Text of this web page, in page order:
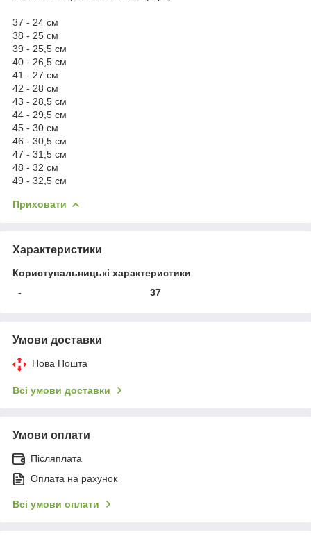
37 - 24 см
38 - 25 см
39 - 25,5 см
40 - 26,5 см
41 - 27 см
42 - 28 см
43 - 28,5 см
44 - 29,5 см
45 - 30 см
46 - 30,5 см
47 - 31,5 см
48 - 32 см
49 - 32,5 см
Приховати
Характеристики
Користувальницькі характеристики
-
37
Умови доставки
Нова Пошта
Всі умови доставки
Умови оплати
Післяплата
Оплата на рахунок
Всі умови оплати